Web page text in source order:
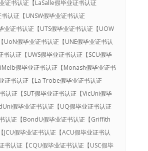
证书认证【LaSalle假毕业证书认证
书认证【UNSW假毕业证书认证
业证书认证【UTS假毕业证书认证【UOW
UoN假毕业证书认证【UNE假毕业证书认
书认证【UWS假毕业证书认证【SCU假毕
假毕业证书认证【Monash假毕业证书
证书认证【La Trobe假毕业证书认证
书认证【SUT假毕业证书认证【VicUni假毕
假毕业证书认证【UQ假毕业证书认证
认证【BondU假毕业证书认证【Griffith
JCU假毕业证书认证【ACU假毕业证书认
书认证【CQU假毕业证书认证【USC假毕